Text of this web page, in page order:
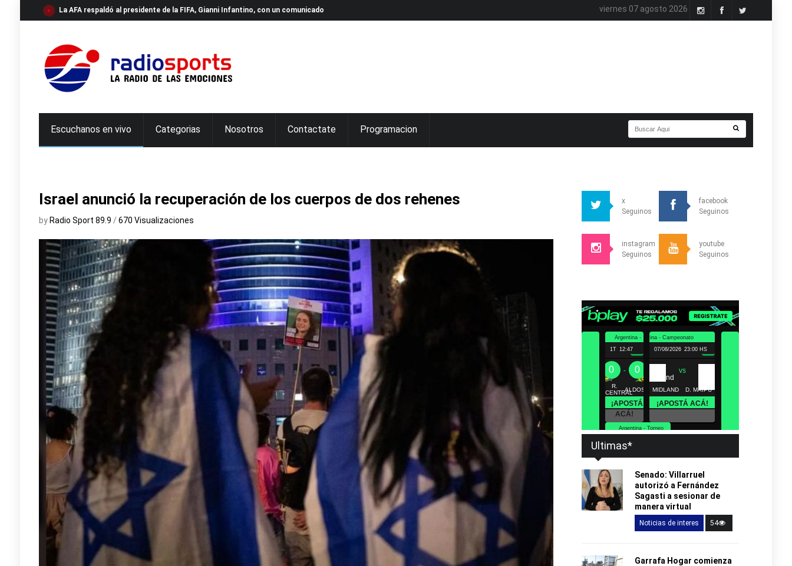
La AFA respaldó al presidente de la FIFA, Gianni Infantino, con un comunicado viernes 07 agosto 2026
Escuchanos en vivo Categorias Nosotros Contactate Programacion
Israel anunció la recuperación de los cuerpos de dos rehenes
by Radio Sport 89.9 /670 Visualizaciones
x
Seguinos
facebook
Seguinos
instagram
Seguinos
youtube
Seguinos
Ultimas*
Senado: Villarruel
autorizó a Fernández
Sagasti a sesionar de
manera virtual
Noticias de interes 54
Garrafa Hogar comienza